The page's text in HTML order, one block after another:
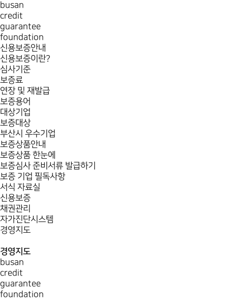
busan
credit
guarantee
foundation
신용보증안내
신용보증이란?
심사기준
보증료
연장 및 재발급
보증용어
대상기업
보증대상
부산시 우수기업
보증상품안내
보증상품 한눈에
보증심사 준비서류 발급하기
보증 기업 필독사항
서식 자료실
신용보증
채권관리
자가진단시스템
경영지도
경영지도
busan
credit
guarantee
foundation